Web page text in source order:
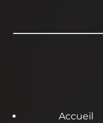
Accueil